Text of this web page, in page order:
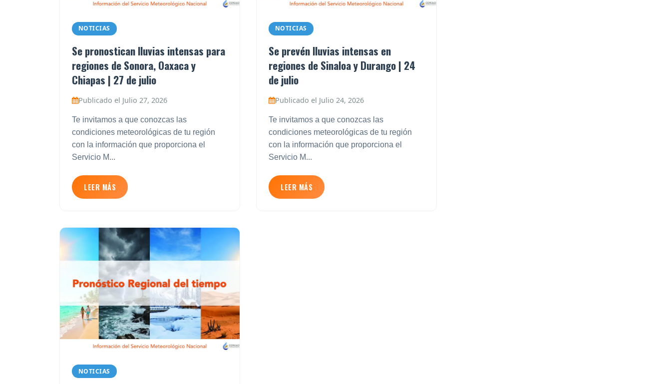
NOTICIAS
Se pronostican lluvias intensas para
regiones de Sonora, Oaxaca y
Chiapas | 27 de julio
Publicado el Julio 27, 2026
Te invitamos a que conozcas las
condiciones meteorológicas de tu región
con la información que proporciona el
Servicio M...
LEER MÁS
NOTICIAS
Se prevén lluvias intensas en
regiones de Sinaloa y Durango | 24
de julio
Publicado el Julio 24, 2026
Te invitamos a que conozcas las
condiciones meteorológicas de tu región
con la información que proporciona el
Servicio M...
LEER MÁS
NOTICIAS